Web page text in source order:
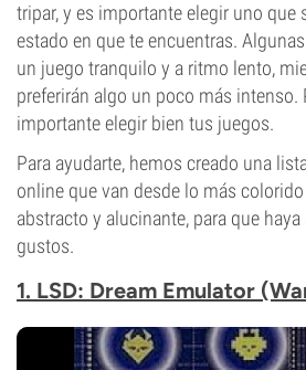
tripar, y es importante elegir uno que
estado en que te encuentras.
un juego tranquilo y a ritmo lento,
preferirán algo un poco más intenso.
importante elegir bien tus juegos.
Para ayudarte, hemos creado una
online que van desde lo más
abstracto y alucinante, para que
gustos.
1. LSD: Dream Emulator